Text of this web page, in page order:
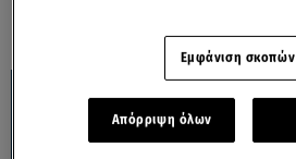
Εμφάνιση σκοπών
Απόρριψη όλων